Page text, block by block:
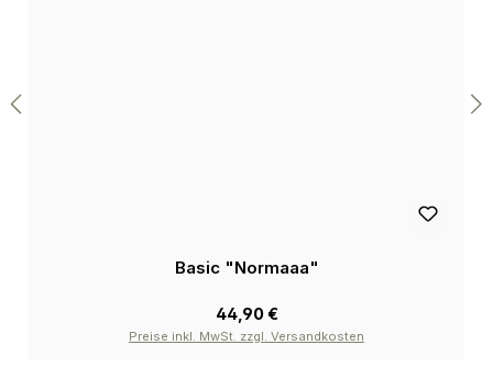
Basic "Normaaa"
44,90 €
Preise inkl. MwSt. zzgl. Versandkosten